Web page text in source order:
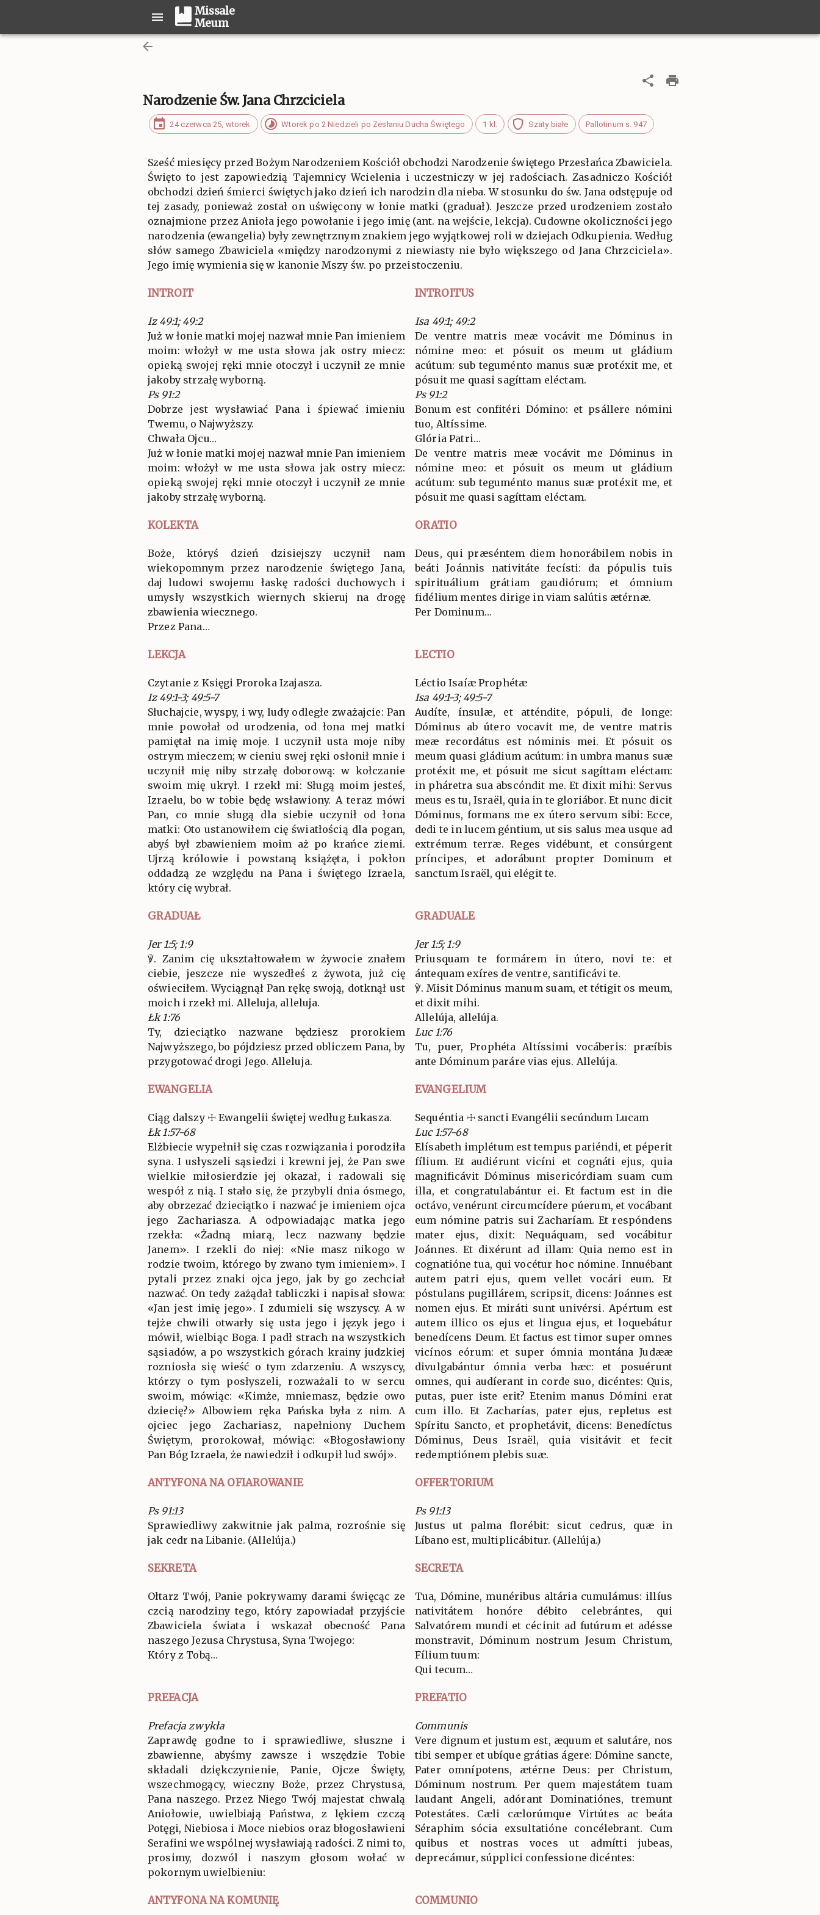
Missale
Meum
Narodzenie Św. Jana Chrzciciela
24 czerwca 25, wtorek Wtorek po 2 Niedzieli po Zesłaniu Ducha Świętego 1 kl. Szaty białe Pallotinum s. 947
Sześć miesięcy przed Bożym Narodzeniem Kościół obchodzi Narodzenie świętego Przesłańca Zbawiciela.
Święto to jest zapowiedzią Tajemnicy Wcielenia i uczestniczy w jej radościach. Zasadniczo Kościół
obchodzi dzień śmierci świętych jako dzień ich narodzin dla nieba. W stosunku do św. Jana odstępuje od
tej zasady, ponieważ został on uświęcony w łonie matki (graduał). Jeszcze przed urodzeniem zostało
oznajmione przez Anioła jego powołanie i jego imię (ant. na wejście, lekcja). Cudowne okoliczności jego
narodzenia (ewangelia) były zewnętrznym znakiem jego wyjątkowej roli w dziejach Odkupienia. Według
słów samego Zbawiciela «między narodzonymi z niewiasty nie było większego od Jana Chrzciciela».
Jego imię wymienia się w kanonie Mszy św. po przeistoczeniu.
INTROIT INTROITUS
Iz 49:1; 49:2
Już w łonie matki mojej nazwał mnie Pan imieniem
moim: włożył w me usta słowa jak ostry miecz:
opieką swojej ręki mnie otoczył i uczynił ze mnie
jakoby strzałę wyborną.
Ps 91:2
Dobrze jest wysławiać Pana i śpiewać imieniu
Twemu, o Najwyższy.
Chwała Ojcu…
Już w łonie matki mojej nazwał mnie Pan imieniem
moim: włożył w me usta słowa jak ostry miecz:
opieką swojej ręki mnie otoczył i uczynił ze mnie
jakoby strzałę wyborną.
Isa 49:1; 49:2
De ventre matris meæ vocávit me Dóminus in
nómine meo: et pósuit os meum ut gládium
acútum: sub teguménto manus suæ protéxit me, et
pósuit me quasi sagíttam eléctam.
Ps 91:2
Bonum est confitéri Dómino: et psállere nómini
tuo, Altíssime.
Glória Patri…
De ventre matris meæ vocávit me Dóminus in
nómine meo: et pósuit os meum ut gládium
acútum: sub teguménto manus suæ protéxit me, et
pósuit me quasi sagíttam eléctam.
KOLEKTA ORATIO
Boże, któryś dzień dzisiejszy uczynił nam
wiekopomnym przez narodzenie świętego Jana,
daj ludowi swojemu łaskę radości duchowych i
umysły wszystkich wiernych skieruj na drogę
zbawienia wiecznego.
Przez Pana…
Deus, qui præséntem diem honorábilem nobis in
beáti Joánnis nativitáte fecísti: da pópulis tuis
spirituálium grátiam gaudiórum; et ómnium
fidélium mentes dirige in viam salútis ætérnæ.
Per Dominum…
LEKCJA LECTIO
Czytanie z Księgi Proroka Izajasza.
Iz 49:1-3; 49:5-7
Słuchajcie, wyspy, i wy, ludy odległe zważajcie: Pan
mnie powołał od urodzenia, od łona mej matki
pamiętał na imię moje. I uczynił usta moje niby
ostrym mieczem; w cieniu swej ręki osłonił mnie i
uczynił mię niby strzałę doborową: w kołczanie
swoim mię ukrył. I rzekł mi: Sługą moim jesteś,
Izraelu, bo w tobie będę wsławiony. A teraz mówi
Pan, co mnie sługą dla siebie uczynił od łona
matki: Oto ustanowiłem cię światłością dla pogan,
abyś był zbawieniem moim aż po krańce ziemi.
Ujrzą królowie i powstaną książęta, i pokłon
oddadzą ze względu na Pana i świętego Izraela,
który cię wybrał.
Léctio Isaíæ Prophétæ
Isa 49:1-3; 49:5-7
Audíte, ínsulæ, et atténdite, pópuli, de longe:
Dóminus ab útero vocavit me, de ventre matris
meæ recordátus est nóminis mei. Et pósuit os
meum quasi gládium acútum: in umbra manus suæ
protéxit me, et pósuit me sicut sagíttam eléctam:
in pháretra sua abscóndit me. Et dixit mihi: Servus
meus es tu, Israël, quia in te gloriábor. Et nunc dicit
Dóminus, formans me ex útero servum sibi: Ecce,
dedi te in lucem géntium, ut sis salus mea usque ad
extrémum terræ. Reges vidébunt, et consúrgent
príncipes, et adorábunt propter Dominum et
sanctum Israël, qui elégit te.
GRADUAŁ GRADUALE
Jer 1:5; 1:9
℣. Zanim cię ukształtowałem w żywocie znałem
ciebie, jeszcze nie wyszedłeś z żywota, już cię
oświeciłem. Wyciągnął Pan rękę swoją, dotknął ust
moich i rzekł mi. Alleluja, alleluja.
Łk 1:76
Ty, dzieciątko nazwane będziesz prorokiem
Najwyższego, bo pójdziesz przed obliczem Pana, by
przygotować drogi Jego. Alleluja.
Jer 1:5; 1:9
Priusquam te formárem in útero, novi te: et
ántequam exíres de ventre, santificávi te.
℣. Misit Dóminus manum suam, et tétigit os meum,
et dixit mihi.
Allelúja, allelúja.
Luc 1:76
Tu, puer, Prophéta Altíssimi vocáberis: præíbis
ante Dóminum paráre vias ejus. Allelúja.
EWANGELIA EVANGELIUM
Ciąg dalszy ☩ Ewangelii świętej według Łukasza.
Łk 1:57-68
Elżbiecie wypełnił się czas rozwiązania i porodziła
syna. I usłyszeli sąsiedzi i krewni jej, że Pan swe
wielkie miłosierdzie jej okazał, i radowali się
wespół z nią. I stało się, że przybyli dnia ósmego,
aby obrzezać dzieciątko i nazwać je imieniem ojca
jego Zachariasza. A odpowiadając matka jego
rzekła: «Żadną miarą, lecz nazwany będzie
Janem». I rzekli do niej: «Nie masz nikogo w
rodzie twoim, którego by zwano tym imieniem». I
pytali przez znaki ojca jego, jak by go zechciał
nazwać. On tedy zażądał tabliczki i napisał słowa:
«Jan jest imię jego». I zdumieli się wszyscy. A w
tejże chwili otwarły się usta jego i język jego i
mówił, wielbiąc Boga. I padł strach na wszystkich
sąsiadów, a po wszystkich górach krainy judzkiej
rozniosła się wieść o tym zdarzeniu. A wszyscy,
którzy o tym posłyszeli, rozważali to w sercu
swoim, mówiąc: «Kimże, mniemasz, będzie owo
dziecię?» Albowiem ręka Pańska była z nim. A
ojciec jego Zachariasz, napełniony Duchem
Świętym, prorokował, mówiąc: «Błogosławiony
Pan Bóg Izraela, że nawiedził i odkupił lud swój».
Sequéntia ☩ sancti Evangélii secúndum Lucam
Luc 1:57-68
Elísabeth implétum est tempus pariéndi, et péperit
fílium. Et audiérunt vicíni et cognáti ejus, quia
magnificávit Dóminus misericórdiam suam cum
illa, et congratulabántur ei. Et factum est in die
octávo, venérunt circumcídere púerum, et vocábant
eum nómine patris sui Zacharíam. Et respóndens
mater ejus, dixit: Nequáquam, sed vocábitur
Joánnes. Et dixérunt ad illam: Quia nemo est in
cognatióne tua, qui vocétur hoc nómine. Innuébant
autem patri ejus, quem vellet vocári eum. Et
póstulans pugillárem, scripsit, dicens: Joánnes est
nomen ejus. Et miráti sunt univérsi. Apértum est
autem illico os ejus et lingua ejus, et loquebátur
benedícens Deum. Et factus est timor super omnes
vicínos eórum: et super ómnia montána Judææ
divulgabántur ómnia verba hæc: et posuérunt
omnes, qui audíerant in corde suo, dicéntes: Quis,
putas, puer iste erit? Etenim manus Dómini erat
cum illo. Et Zacharías, pater ejus, repletus est
Spíritu Sancto, et prophetávit, dicens: Benedíctus
Dóminus, Deus Israël, quia visitávit et fecit
redemptiónem plebis suæ.
ANTYFONA NA OFIAROWANIE OFFERTORIUM
Ps 91:13
Sprawiedliwy zakwitnie jak palma, rozrośnie się
jak cedr na Libanie. (Allelúja.)
Ps 91:13
Justus ut palma florébit: sicut cedrus, quæ in
Líbano est, multiplicábitur. (Allelúja.)
SEKRETA SECRETA
Ołtarz Twój, Panie pokrywamy darami święcąc ze
czcią narodziny tego, który zapowiadał przyjście
Zbawiciela świata i wskazał obecność Pana
naszego Jezusa Chrystusa, Syna Twojego:
Który z Tobą…
Tua, Dómine, munéribus altária cumulámus: illíus
nativitátem honóre débito celebrántes, qui
Salvatórem mundi et cécinit ad futúrum et adésse
monstravit, Dóminum nostrum Jesum Christum,
Fílium tuum:
Qui tecum…
PREFACJA PREFATIO
Prefacja zwykła
Zaprawdę godne to i sprawiedliwe, słuszne i
zbawienne, abyśmy zawsze i wszędzie Tobie
składali dziękczynienie, Panie, Ojcze Święty,
wszechmogący, wieczny Boże, przez Chrystusa,
Pana naszego. Przez Niego Twój majestat chwalą
Aniołowie, uwielbiają Państwa, z lękiem czczą
Potęgi, Niebiosa i Moce niebios oraz błogosławieni
Serafini we wspólnej wysławiają radości. Z nimi to,
prosimy, dozwól i naszym głosom wołać w
pokornym uwielbieniu:
Communis
Vere dignum et justum est, æquum et salutáre, nos
tibi semper et ubíque grátias ágere: Dómine sancte,
Pater omnípotens, ætérne Deus: per Christum,
Dóminum nostrum. Per quem majestátem tuam
laudant Angeli, adórant Dominatiónes, tremunt
Potestátes. Cæli cælorúmque Virtútes ac beáta
Séraphim sócia exsultatióne concélebrant. Cum
quibus et nostras voces ut admítti jubeas,
deprecámur, súpplici confessione dicéntes:
ANTYFONA NA KOMUNIĘ COMMUNIO